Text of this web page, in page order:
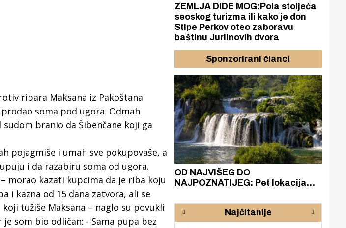
ribara Maksana iz Pakoštana
soma pod ugora. Odmah
branio da Šibenčane koji ga
pojagmiše i umah sve pokupovaše, a
i da razabiru soma od ugora.
morao kazati kupcima da je riba koju
i kazna od 15 dana zatvora, ali se
tužiše Maksana – naglo su povukli
som bio odličan: - Sama pupa bez
ZEMLJA DIDE MOG:Pola stoljeća
seoskog turizma ili kako je don
Stipe Perkov oteo zaboravu
baštinu Jurlinovih dvora
Sponzorirani članci
Šibenik spreman za dolazak
električnih autobusa: izgrađeno
12 punionica na kolodvoru
OD NAJVIŠEG DO
NAJPOZNATIJEG: Pet lokacija
rijeke Krke
Najčitanije